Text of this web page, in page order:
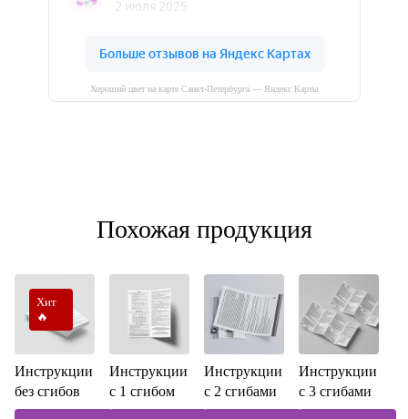
Хороший цвет на карте Санкт‑Петербурга — Яндекс Карты
Похожая продукция
Хит
🔥
Инструкции
без сгибов
Инструкции
с 1 сгибом
Инструкции
с 2 сгибами
Инструкции
с 3 сгибами